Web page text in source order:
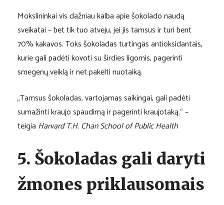
Mokslininkai vis dažniau kalba apie šokolado naudą
sveikatai – bet tik tuo atveju, jei jis tamsus ir turi bent
70% kakavos. Toks šokoladas turtingas antioksidantais,
kurie gali padėti kovoti su širdies ligomis, pagerinti
smegenų veiklą ir net pakelti nuotaiką.
„Tamsus šokoladas, vartojamas saikingai, gali padėti
sumažinti kraujo spaudimą ir pagerinti kraujotaką.“ –
teigia Harvard T.H. Chan School of Public Health
5. Šokoladas gali daryti
žmones priklausomais